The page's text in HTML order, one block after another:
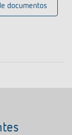
documentos